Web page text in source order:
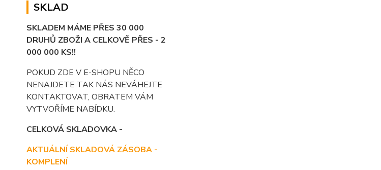
SKLAD
SKLADEM MÁME PŘES 30 000
DRUHŮ ZBOŽI A CELKOVĚ PŘES - 2
000 000 KS!!
POKUD ZDE V E-SHOPU NĚCO
NENAJDETE TAK NÁS NEVÁHEJTE
KONTAKTOVAT, OBRATEM VÁM
VYTVOŘÍME NABÍDKU.
CELKOVÁ SKLADOVKA -
AKTUÁLNÍ SKLADOVÁ ZÁSOBA -
KOMPLENÍ